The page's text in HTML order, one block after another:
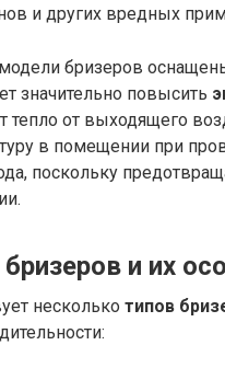
и других вредных
бризеров
значительно повысить
тепло от выходящего
в помещении при
поскольку
и их
несколько типов